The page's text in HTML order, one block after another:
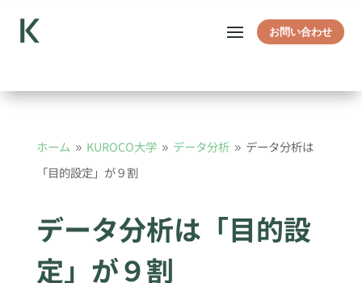
お問い合わせ
ホーム 9 KUROCO大学 9 データ分析 9 ‎データ分析は
「目的設定」が９割
‎データ分析は「目的設
定」が９割